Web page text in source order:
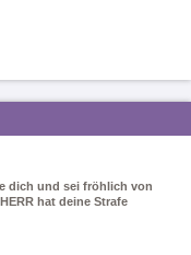
dich und sei fröhlich von
hat deine Strafe